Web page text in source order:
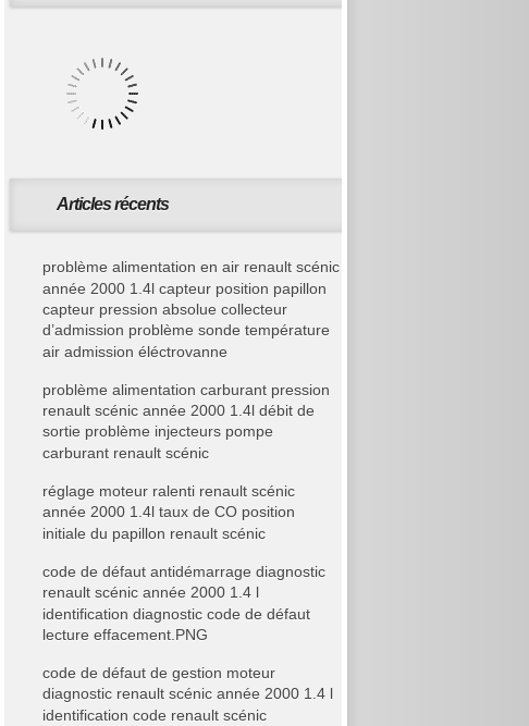
Articles récents
problème alimentation en air renault scénic
année 2000 1.4l capteur position papillon
capteur pression absolue collecteur
d’admission problème sonde température
air admission éléctrovanne
problème alimentation carburant pression
renault scénic année 2000 1.4l débit de
sortie problème injecteurs pompe
carburant renault scénic
réglage moteur ralenti renault scénic
année 2000 1.4l taux de CO position
initiale du papillon renault scénic
code de défaut antidémarrage diagnostic
renault scénic année 2000 1.4 l
identification diagnostic code de défaut
lecture effacement.PNG
code de défaut de gestion moteur
diagnostic renault scénic année 2000 1.4 l
identification code renault scénic